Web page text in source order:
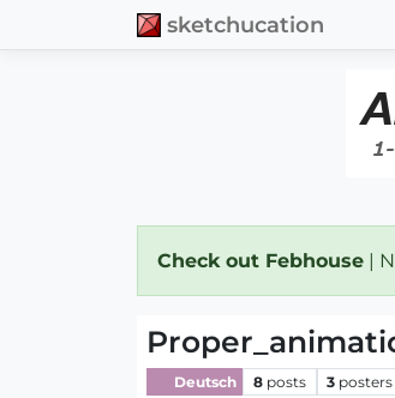
sketchucation
Check out Febhouse |
Deutsch 8 posts 3 posters